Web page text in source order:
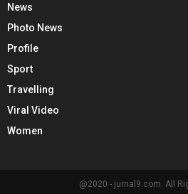
News
Photo News
Profile
Sport
Travelling
Viral Video
Women
@2020 - jurnal9.com. All